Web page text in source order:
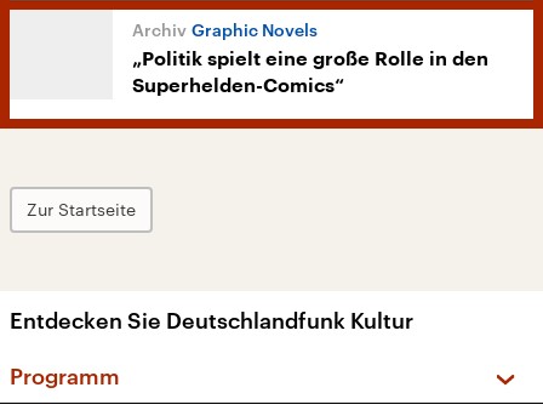
Graphic Novels
„Politik spielt eine große Rolle in den
Superhelden-Comics“
Zur Startseite
Entdecken Sie Deutschlandfunk Kultur
Programm